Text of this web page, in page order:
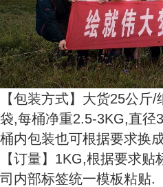
【包装方式】大货25公斤
袋,每桶净重2.5-3KG,直径
桶内包装也可根据要求换
【订量】1KG,根据要求
司内部标签统一模板粘贴.